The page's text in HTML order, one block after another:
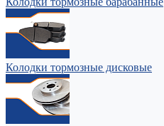
Колодки тормозные дисковые